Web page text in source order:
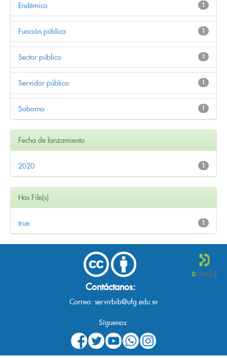
1
Endémico
1
Función pública
1
Sector público
1
Servidor público
1
Soborno
Fecha de lanzamiento
1
2020
Has File(s)
1
true
Contáctanos:
Correo: servirbib@ufg.edu.sv
Síguenos: